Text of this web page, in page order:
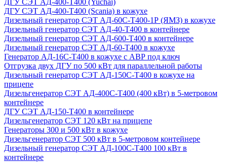
ДГУ СЭТ АД-400-Т400 (Yuchai)
ДГУ СЭТ АД-400-Т400 (Scania) в кожухе
Дизельный генератор СЭТ АД-60С-Т400-1Р (ЯМЗ) в кожухе
Дизельный генератор СЭТ АД-40-Т400 в контейнере
Дизельный генератор СЭТ АД-600-Т400 в контейнере
Дизельный генератор СЭТ АД-60-Т400 в кожухе
Генератор АД-16С-Т400 в кожухе с АВР под ключ
Отгрузка двух ДГУ по 500 кВт для параллельной работы
Дизельный генератор СЭТ АД-150С-Т400 в кожухе на
прицепе
Дизельгенератор СЭТ АД-400С-Т400 (400 кВт) в 5-метровом
контейнере
ДГУ СЭТ АД-150-Т400 в контейнере
Дизельгенератор СЭТ 120 кВт на прицепе
Генераторы 300 и 500 кВт в кожухе
Дизельгенератор СЭТ 500 кВт в 5-метровом контейнере
Дизельный генератор СЭТ АД-100С-Т400 100 кВт в
контейнере